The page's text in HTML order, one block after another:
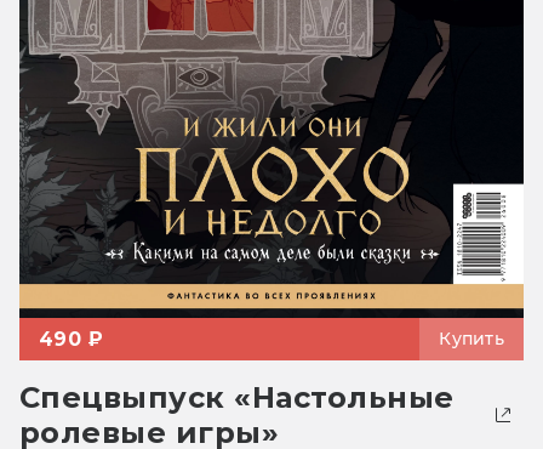
490 ₽ Купить
Спецвыпуск «Настольные
ролевые игры»